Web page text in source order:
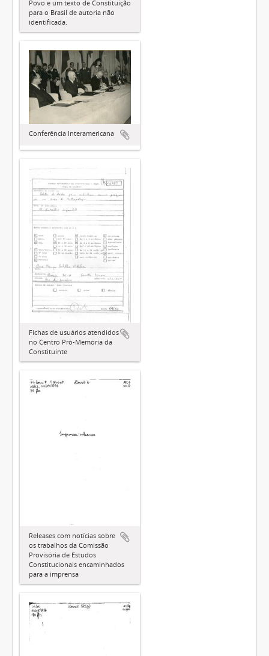
Povo e um texto de Constituição
para o Brasil de autoria não
identificada.
Conferência Interamericana
Fichas de usuários atendidos
no Centro Pró-Memória da
Constituinte
Releases com notícias sobre
os trabalhos da Comissão
Provisória de Estudos
Constitucionais encaminhados
para a imprensa